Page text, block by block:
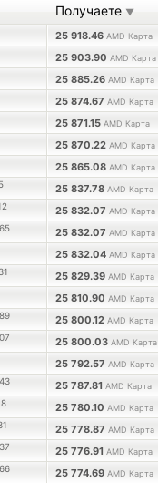
Получаете ▼
25 918.46 AMD Карта
25 903.90 AMD Карта
25 885.26 AMD Карта
25 874.67 AMD Карта
25 871.15 AMD Карта
25 870.22 AMD Карта
25 865.08 AMD Карта
25 837.78 AMD Карта
25 832.07 AMD Карта
25 832.07 AMD Карта
25 832.04 AMD Карта
25 829.39 AMD Карта
25 810.90 AMD Карта
25 800.12 AMD Карта
25 800.03 AMD Карта
25 792.57 AMD Карта
25 787.81 AMD Карта
25 780.10 AMD Карта
25 778.87 AMD Карта
25 776.91 AMD Карта
25 774.69 AMD Карта